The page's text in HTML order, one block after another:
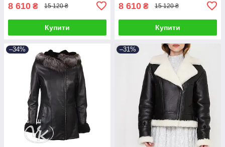
8 610 ₴ 15 120 ₴
Купити
8 610 ₴ 15 120 ₴
Купити
–34% –31%